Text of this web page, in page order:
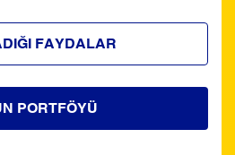
FAYDALAR
PORTFÖYÜ